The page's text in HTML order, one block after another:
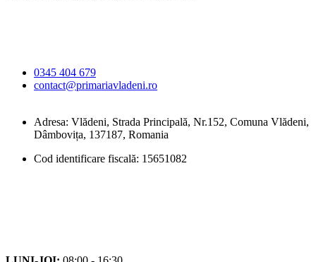
0345 404 679
contact@primariavladeni.ro
Adresa: Vlădeni, Strada Principală, Nr.152, Comuna Vlădeni,
Dâmbovița, 137187, Romania
Cod identificare fiscală: 15651082